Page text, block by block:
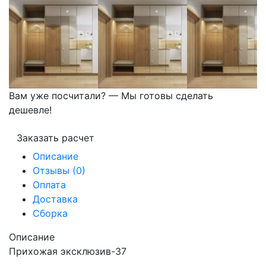
Вам уже посчитали? — Мы готовы сделать
дешевле!
Заказать расчет
Описание
Отзывы (0)
Оплата
Доставка
Сборка
Описание
Прихожая эксклюзив-37